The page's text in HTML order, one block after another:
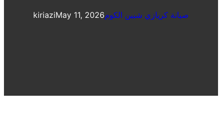
kiriaziMay 11, 2026صيانة كريازي شبين الكوم